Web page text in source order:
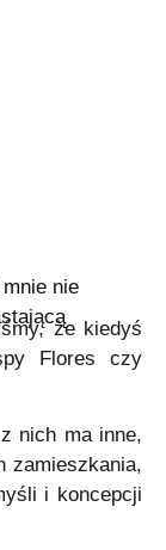
nie
że kiedyś
Flores czy
nich ma inne,
zamieszkania,
i koncepcji